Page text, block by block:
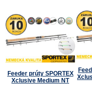
Feeder prúty SPORTEX
Xclusive Medium NT